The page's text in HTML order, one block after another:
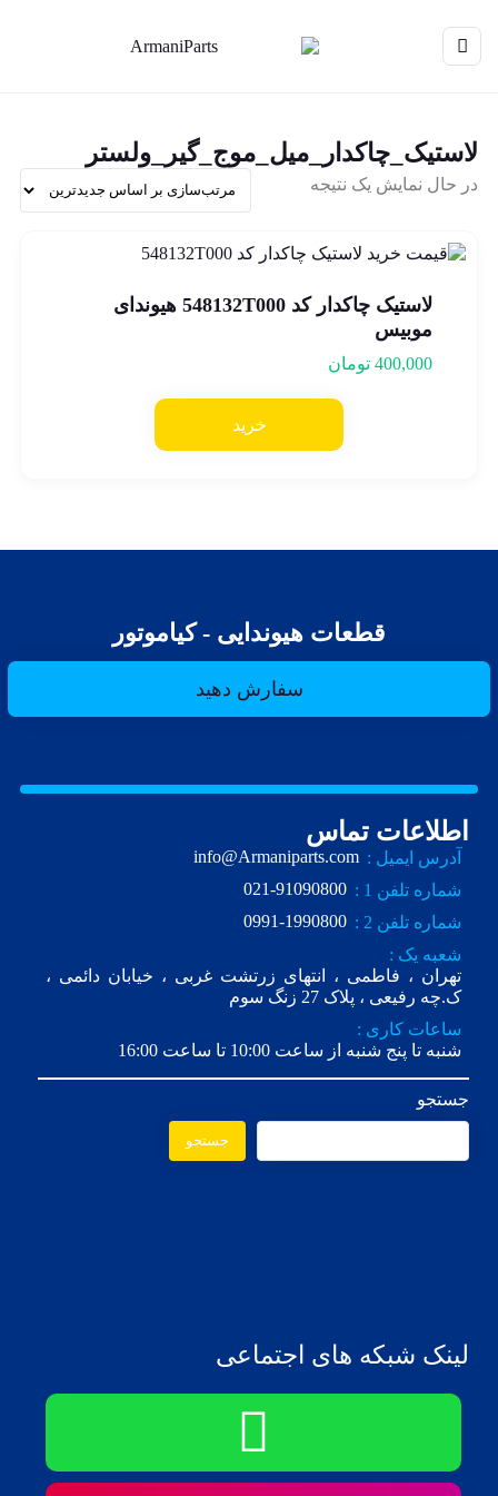
لاستیک_چاکدار_میل_موج_گیر_ولستر
در حال نمایش یک نتیجه
لاستیک چاکدار کد 548132T000 هیوندای
موبیس
400,000 تومان
خرید
قطعات هیوندایی - کیاموتور
سفارش دهید
اطلاعات تماس
آدرس ایمیل : info@Armaniparts.com
شماره تلفن 1 :
021-91090800
شماره تلفن 2 :
0991-1990800
شعبه یک :
تهران ، فاطمی ، انتهای زرتشت غربی ، خیابان دائمی ،
ک.چه رفیعی ، پلاک 27 زنگ سوم
ساعات کاری :
شنبه تا پنج شنبه از ساعت 10:00 تا ساعت 16:00
جستجو
جستجو
لینک شبکه های اجتماعی